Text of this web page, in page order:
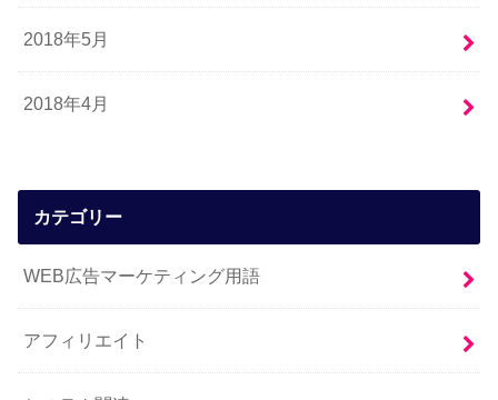
2018年5月
2018年4月
カテゴリー
WEB広告マーケティング用語
アフィリエイト